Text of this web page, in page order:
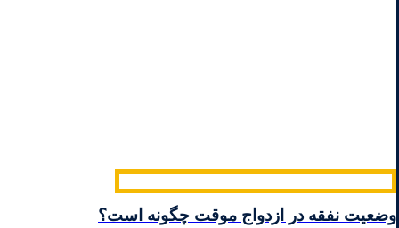
وضعیت نفقه در ازدواج موقت چگونه است؟